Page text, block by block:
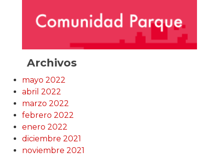
Archivos
mayo 2022
abril 2022
marzo 2022
febrero 2022
enero 2022
diciembre 2021
noviembre 2021